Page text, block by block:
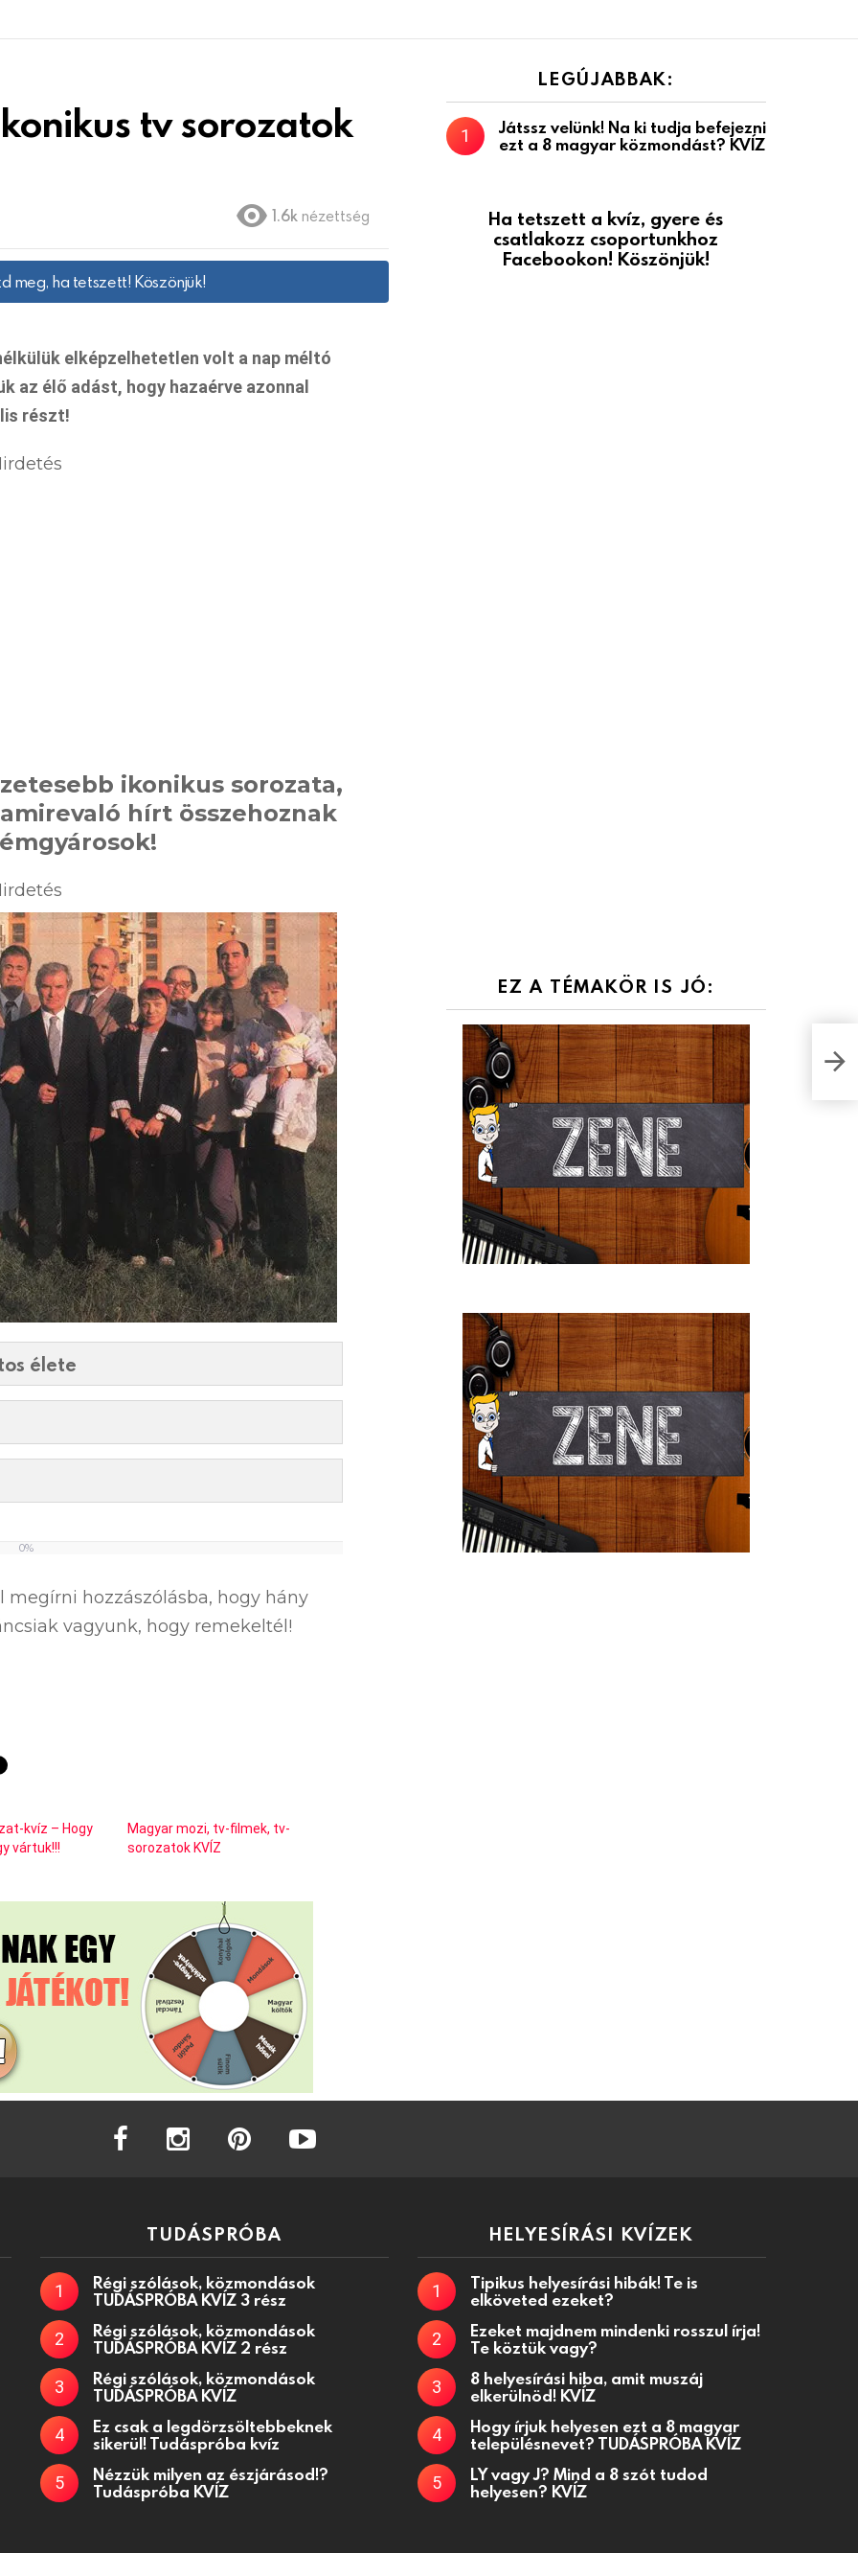
tv sorozatok
1.6k nézettség
meg, ha tetszett! Köszönjük!
elképzelhetetlen volt a nap méltó
az élő adást, hogy hazaérve azonnal
részt!
ikonikus sorozata,
hírt összehoznak
élete
0%
hozzászólásba, hogy hány
vagyunk, hogy remekeltél!
kvíz – Hogy
vártuk!!!
Magyar mozi, tv-filmek, tv-
sorozatok KVÍZ
LEGÚJABBAK:
Játssz velünk! Na ki tudja befejezni
ezt a 8 magyar közmondást? KVÍZ
Ha tetszett a kvíz, gyere és
csatlakozz csoportunkhoz
Facebookon! Köszönjük!
EZ A TÉMAKÖR IS JÓ:
facebook instagram
TUDÁSPRÓBA
Régi szólások, közmondások
TUDÁSPRÓBA KVÍZ 3 rész
Régi szólások, közmondások
TUDÁSPRÓBA KVÍZ 2 rész
Régi szólások, közmondások
TUDÁSPRÓBA KVÍZ
Ez csak a legdörzsöltebbeknek
sikerül! Tudáspróba kvíz
Nézzük milyen az észjárásod!?
Tudáspróba KVÍZ
HELYESÍRÁSI KVÍZEK
Tipikus helyesírási hibák! Te is
elköveted ezeket?
Ezeket majdnem mindenki rosszul írja!
Te köztük vagy?
8 helyesírási hiba, amit muszáj
elkerülnöd! KVÍZ
Hogy írjuk helyesen ezt a 8 magyar
településnevet? TUDÁSPRÓBA KVÍZ
LY vagy J? Mind a 8 szót tudod
helyesen? KVÍZ